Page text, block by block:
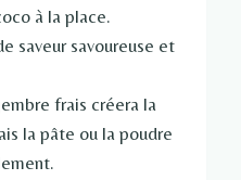
à la place.
saveur savoureuse et
frais créera la
la pâte ou la poudre